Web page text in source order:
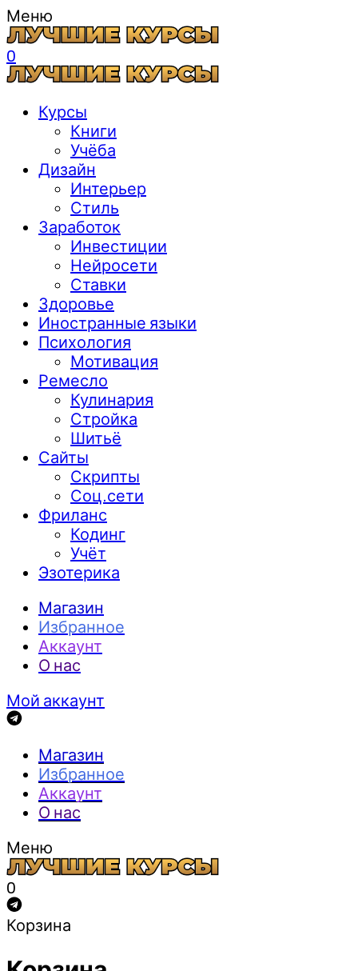
Меню
0
Курсы
Книги
Учёба
Дизайн
Интерьер
Стиль
Заработок
Инвестиции
Нейросети
Ставки
Здоровье
Иностранные языки
Психология
Мотивация
Ремесло
Кулинария
Стройка
Шитьё
Сайты
Скрипты
Соц.сети
Фриланс
Кодинг
Учёт
Эзотерика
Магазин
Избранное
Аккаунт
О нас
Мой аккаунт
Магазин
Избранное
Аккаунт
О нас
Меню
0
Корзина